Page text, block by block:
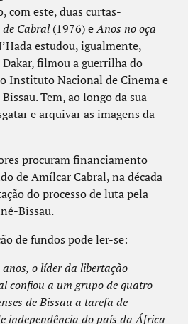
com este, duas curtas-
de Cabral(1976) eAnos no oça
estudou, igualmente,
filmou a guerrilha do
Instituto Nacional de Cinema e
Tem, ao longo da sua
e arquivar as imagens da
procuram financiamento
de Amílcar Cabral, na década
do processo de luta pela
Bissau.
de fundos pode ler-se:
o líder da libertação
confiou a um grupo de quatro
de Bissau a tarefa de
independência do país da África